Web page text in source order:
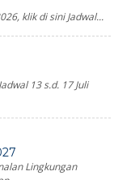
klik di sini Jadwal...
13 s.d. 17 Juli
Lingkungan